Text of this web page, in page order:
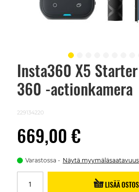
Insta360 X5
360 -actionkamera
229134220
669,00 €
Varastossa Näytä myymäläsaatavuus
LISÄÄ
Skip
beginning
images